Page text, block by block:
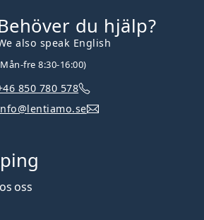
du hjälp?
also speak English
fre 8:30-16:00)
850 780 578
oss